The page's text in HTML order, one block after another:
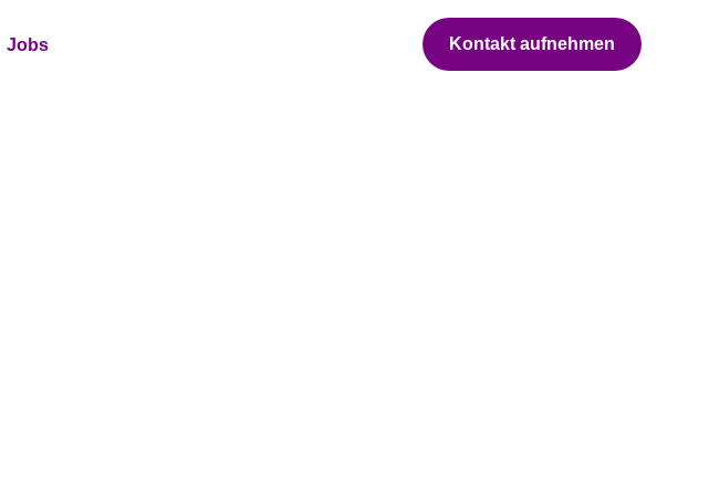
Jobs Kontakt aufnehmen